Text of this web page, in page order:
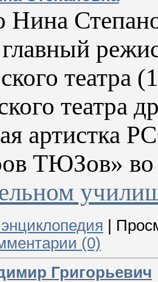
Нина
театра
театра
артистка
ТЮЗов»
(0)
Григорьевич